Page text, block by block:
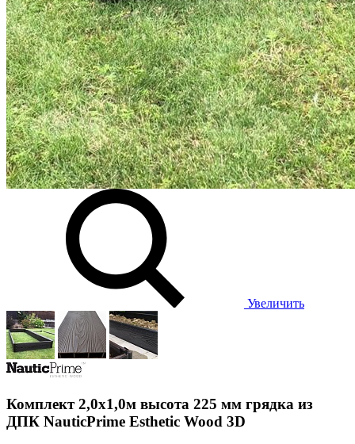
Увеличить
Комплект 2,0х1,0м высота 225 мм грядка из
ДПК NauticPrime Esthetic Wood 3D